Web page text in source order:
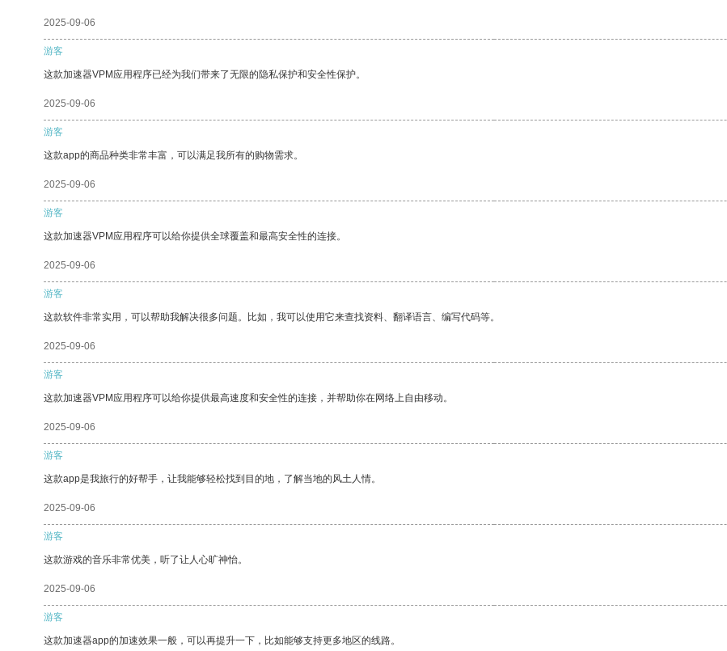
2025-09-06
游客
这款加速器VPM应用程序已经为我们带来了无限的隐私保护和安全性保护。
2025-09-06
游客
这款app的商品种类非常丰富，可以满足我所有的购物需求。
2025-09-06
游客
这款加速器VPM应用程序可以给你提供全球覆盖和最高安全性的连接。
2025-09-06
游客
这款软件非常实用，可以帮助我解决很多问题。比如，我可以使用它来查找资料、翻译语言、编写代码等。
2025-09-06
游客
这款加速器VPM应用程序可以给你提供最高速度和安全性的连接，并帮助你在网络上自由移动。
2025-09-06
游客
这款app是我旅行的好帮手，让我能够轻松找到目的地，了解当地的风土人情。
2025-09-06
游客
这款游戏的音乐非常优美，听了让人心旷神怡。
2025-09-06
游客
这款加速器app的加速效果一般，可以再提升一下，比如能够支持更多地区的线路。